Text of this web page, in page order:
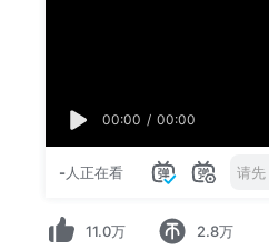
00:00 / 00:00
-人正在看 请先
11.0万 2.8万